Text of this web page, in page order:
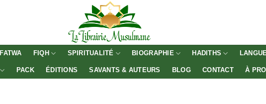
FATWA FIQH SPIRITUALITÉ BIOGRAPHIE HADITHS
PACK ÉDITIONS SAVANTS & AUTEURS BLOG CONTACT À